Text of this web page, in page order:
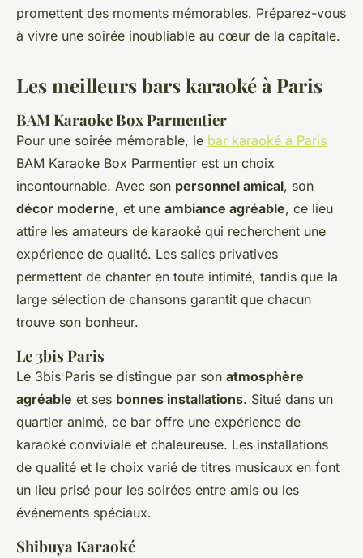
promettent des moments mémorables. Préparez-vous
à vivre une soirée inoubliable au cœur de la capitale.
Les meilleurs bars karaoké à Paris
BAM Karaoke Box Parmentier
Pour une soirée mémorable, le bar karaoké à Paris
BAM Karaoke Box Parmentier est un choix
incontournable. Avec son personnel amical, son
décor moderne, et une ambiance agréable, ce lieu
attire les amateurs de karaoké qui recherchent une
expérience de qualité. Les salles privatives
permettent de chanter en toute intimité, tandis que la
large sélection de chansons garantit que chacun
trouve son bonheur.
Le 3bis Paris
Le 3bis Paris se distingue par son atmosphère
agréable et ses bonnes installations. Situé dans un
quartier animé, ce bar offre une expérience de
karaoké conviviale et chaleureuse. Les installations
de qualité et le choix varié de titres musicaux en font
un lieu prisé pour les soirées entre amis ou les
événements spéciaux.
Shibuya Karaoké